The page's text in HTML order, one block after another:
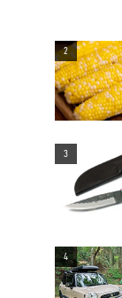
2
3
4